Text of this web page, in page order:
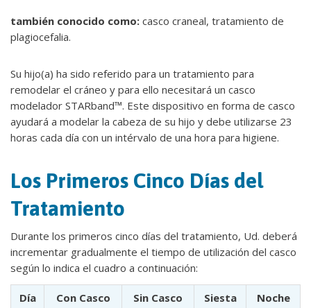
también conocido como: casco craneal, tratamiento de
plagiocefalia.
Su hijo(a) ha sido referido para un tratamiento para
remodelar el cráneo y para ello necesitará un casco
modelador STARband™. Este dispositivo en forma de casco
ayudará a modelar la cabeza de su hijo y debe utilizarse 23
horas cada día con un intérvalo de una hora para higiene.
Los Primeros Cinco Días del
Tratamiento
Durante los primeros cinco días del tratamiento, Ud. deberá
incrementar gradualmente el tiempo de utilización del casco
según lo indica el cuadro a continuación:
Día Con Casco Sin Casco Siesta
Noche